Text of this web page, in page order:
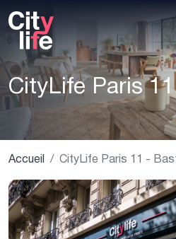
CityLife Paris
Accueil CityLife Paris 11 -